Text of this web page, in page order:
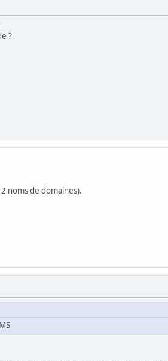
?
noms de domaines).